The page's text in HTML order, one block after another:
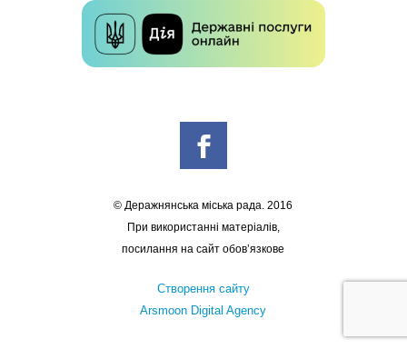
© Деражнянська міська рада. 2016
При використанні матеріалів,
посилання на сайт обов’язкове
Створення сайту
Arsmoon Digital Agency